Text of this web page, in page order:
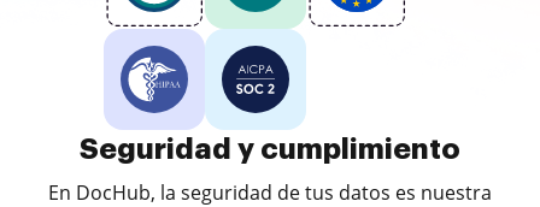
Seguridad y cumplimiento
En DocHub, la seguridad de tus datos es nuestra